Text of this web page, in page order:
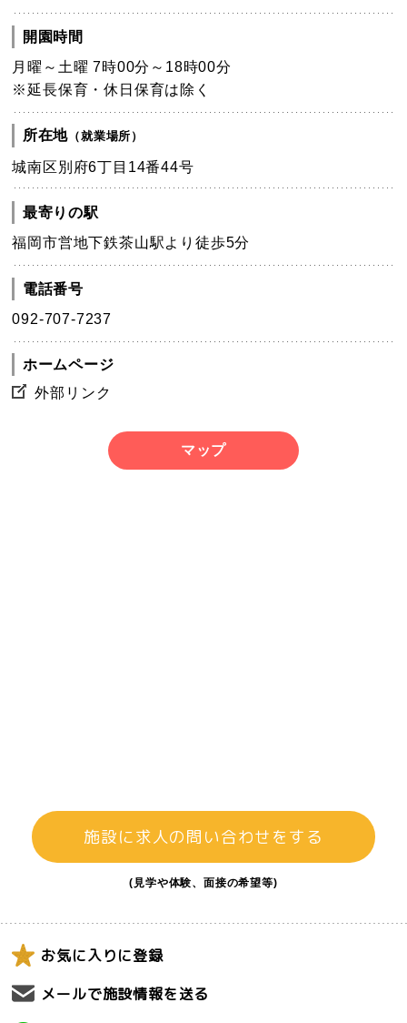
開園時間
月曜～土曜 7時00分～18時00分
※延長保育・休日保育は除く
所在地 （就業場所）
城南区別府6丁目14番44号
最寄りの駅
福岡市営地下鉄茶山駅より徒歩5分
電話番号
092-707-7237
ホームページ
外部リンク
マップ
施設に求人の問い合わせをする
(見学や体験、面接の希望等)
お気に入りに登録
メールで施設情報を送る